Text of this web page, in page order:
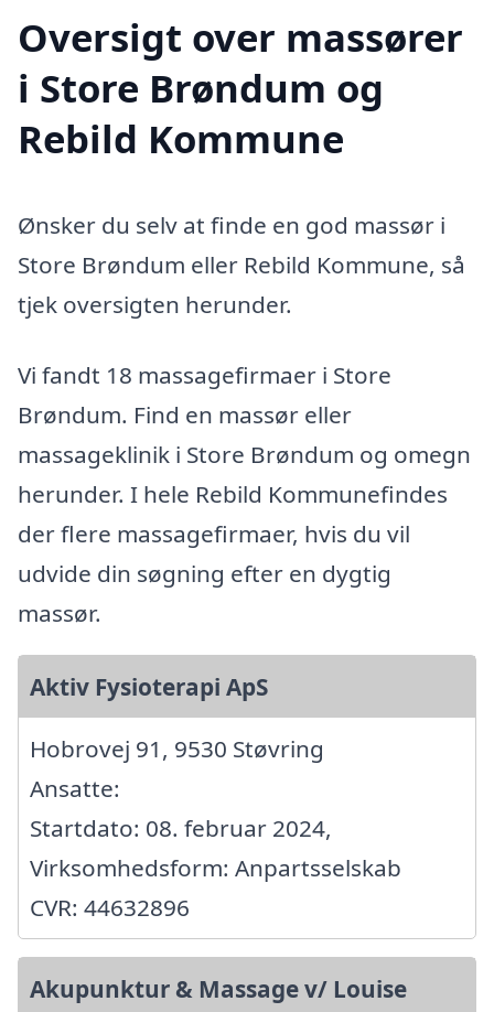
Oversigt over massører
i Store Brøndum og
Rebild Kommune
Ønsker du selv at finde en god massør i
Store Brøndum eller Rebild Kommune, så
tjek oversigten herunder.
Vi fandt 18 massagefirmaer i Store
Brøndum. Find en massør eller
massageklinik i Store Brøndum og omegn
herunder. I hele Rebild Kommunefindes
der flere massagefirmaer, hvis du vil
udvide din søgning efter en dygtig
massør.
Aktiv Fysioterapi ApS
Hobrovej 91, 9530 Støvring
Ansatte:
Startdato: 08. februar 2024,
Virksomhedsform: Anpartsselskab
CVR: 44632896
Akupunktur & Massage v/ Louise